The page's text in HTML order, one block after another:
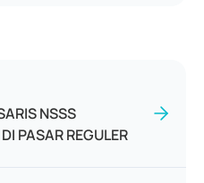
NSSS
PASAR REGULER